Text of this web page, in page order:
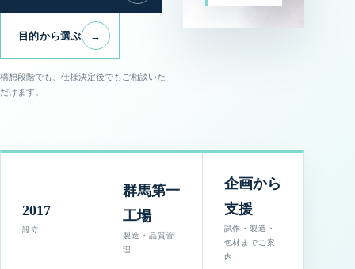
目的から選ぶ →
構想段階でも、仕様決定後でもご相談いた
だけます。
2017
設立
群馬第一
工場
製造・品質管
理
企画から
支援
試作・製造・
包材までご案
内